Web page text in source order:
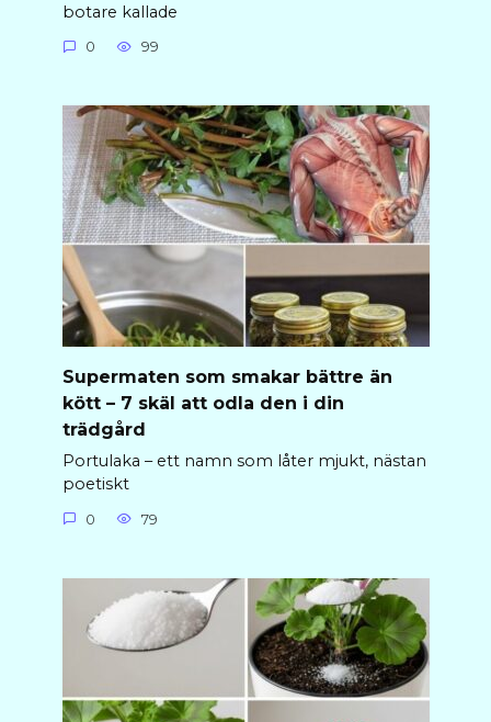
botare kallade
0 99
Supermaten som smakar bättre än
kött – 7 skäl att odla den i din
trädgård
Portulaka – ett namn som låter mjukt, nästan
poetiskt
0 79